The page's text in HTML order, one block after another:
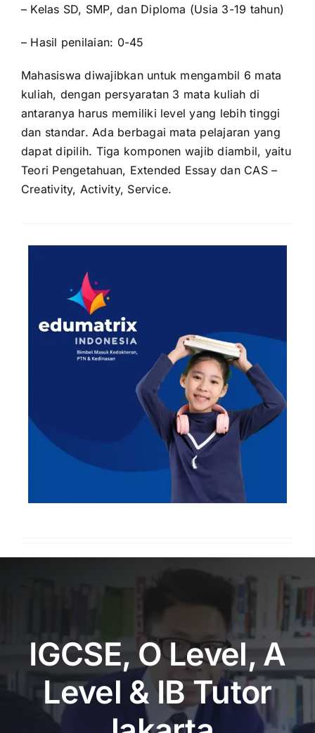
– Kelas SD, SMP, dan Diploma (Usia 3-19 tahun)
– Hasil penilaian: 0-45
Mahasiswa diwajibkan untuk mengambil 6 mata
kuliah, dengan persyaratan 3 mata kuliah di
antaranya harus memiliki level yang lebih tinggi
dan standar. Ada berbagai mata pelajaran yang
dapat dipilih. Tiga komponen wajib diambil, yaitu
Teori Pengetahuan, Extended Essay dan CAS –
Creativity, Activity, Service.
IGCSE, O Level, A
Level & IB Tutor